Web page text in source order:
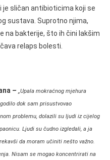
je sličan antibioticima koji se
sustava. Suprotno njima,
na bakterije, što ih čini lakšim
relaps bolesti.
– „Upala mokraćnog mjehura
dok sam prisustvovao
problemu, dolazili su ljudi iz cijelog
Ljudi su čudno izgledali, a ja
da moram učiniti nešto važno.
Nisam se mogao koncentrirati na